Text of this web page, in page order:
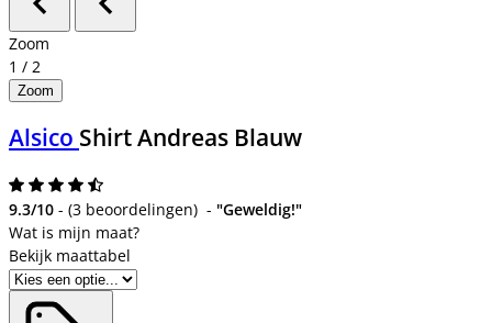
Zoom
1 / 2
Zoom
Alsico Shirt Andreas Blauw
9.3/10 - (3 beoordelingen) - "Geweldig!"
Bekijk maattabel